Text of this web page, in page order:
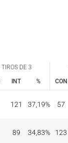
TIROS DE 3
INT % CON
121 37,19% 57
89 34,83% 123